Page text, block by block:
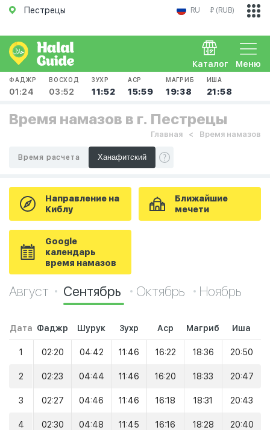
Пестрецы RU ₽ (RUB)
Меню
Каталог
ФАДЖР
01:24
ВОСХОД
03:52
ЗУХР
11:52
АСР
15:59
МАГРИБ
19:38
ИША
21:58
Время намазов в г. Пестрецы
Главная Время намазов
Время расчета
Направление на
Киблу
Ближайшие
мечети
Google
календарь
время намазов
Август Сентябрь Октябрь Ноябрь
Дата Фаджр Шурук Зухр Аср Магриб Иша
1 02:20 04:42 11:46 16:22 18:36 20:50
2 02:23 04:44 11:46 16:20 18:33 20:47
3 02:27 04:46 11:46 16:18 18:31 20:43
4 02:30 04:48 11:45 16:16 18:28 20:40